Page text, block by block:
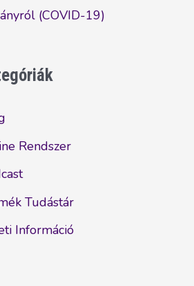
(COVID-19)
Rendszer
Tudástár
Információ